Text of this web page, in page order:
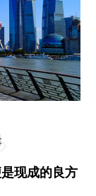
现成的良方